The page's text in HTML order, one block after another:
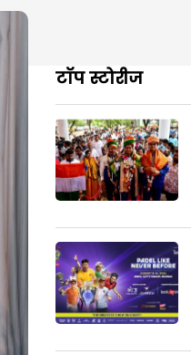
टॉप स्टोरीज